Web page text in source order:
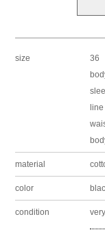
size
36
line
material
color
condition